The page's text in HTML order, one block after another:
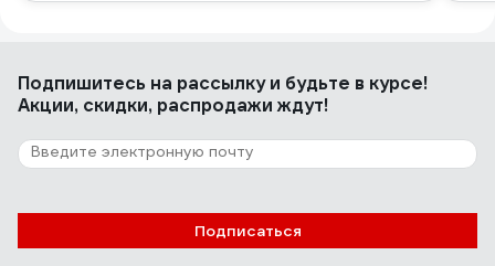
Подпишитесь на рассылкуи будьте в курсе!
Акции, скидки, распродажи ждут!
Подписаться